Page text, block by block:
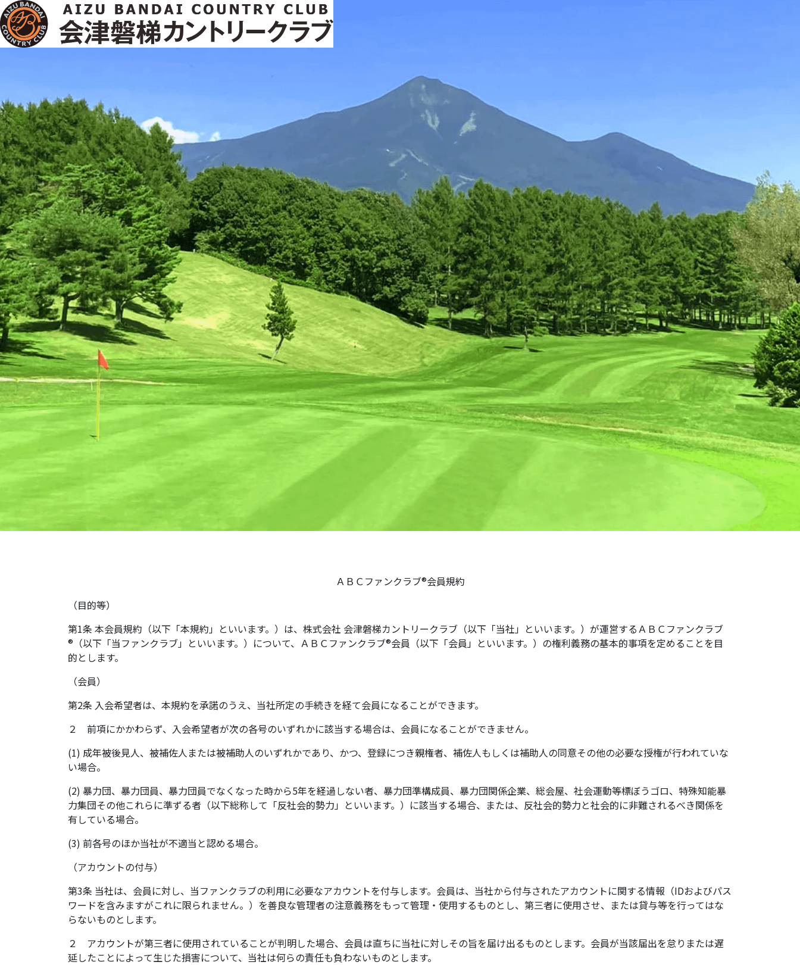
ＡＢＣファンクラブ®会員規約
（目的等）
第1条 本会員規約（以下「本規約」といいます。）は、株式会社 会津磐梯カントリークラブ（以下「当社」といいます。）が運営するＡＢＣファンクラブ
®（以下「当ファンクラブ」といいます。）について、ＡＢＣファンクラブ®会員（以下「会員」といいます。）の権利義務の基本的事項を定めることを目
的とします。
（会員）
第2条 入会希望者は、本規約を承諾のうえ、当社所定の手続きを経て会員になることができます。
２ 前項にかかわらず、入会希望者が次の各号のいずれかに該当する場合は、会員になることができません。
(1) 成年被後見人、被補佐人または被補助人のいずれかであり、かつ、登録につき親権者、補佐人もしくは補助人の同意その他の必要な授権が行われていな
い場合。
(2) 暴力団、暴力団員、暴力団員でなくなった時から5年を経過しない者、暴力団準構成員、暴力団関係企業、総会屋、社会運動等標ぼうゴロ、特殊知能暴
力集団その他これらに準ずる者（以下総称して「反社会的勢力」といいます。）に該当する場合、または、反社会的勢力と社会的に非難されるべき関係を
有している場合。
(3) 前各号のほか当社が不適当と認める場合。
（アカウントの付与）
第3条 当社は、会員に対し、当ファンクラブの利用に必要なアカウントを付与します。会員は、当社から付与されたアカウントに関する情報（IDおよびパス
ワードを含みますがこれに限られません。）を善良な管理者の注意義務をもって管理・使用するものとし、第三者に使用させ、または貸与等を行ってはな
らないものとします。
２ アカウントが第三者に使用されていることが判明した場合、会員は直ちに当社に対しその旨を届け出るものとします。会員が当該届出を怠りまたは遅
延したことによって生じた損害について、当社は何らの責任も負わないものとします。